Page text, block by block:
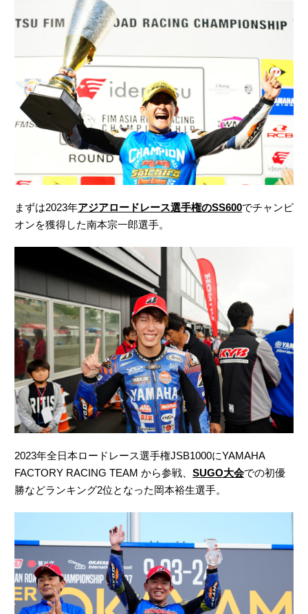
まずは2023年アジアロードレース選手権のSS600でチャンピ
オンを獲得した南本宗一郎選手。
2023年全日本ロードレース選手権JSB1000にYAMAHA
FACTORY RACING TEAM から参戦、 SUGO大会での初優
勝などランキング2位となった岡本裕生選手。